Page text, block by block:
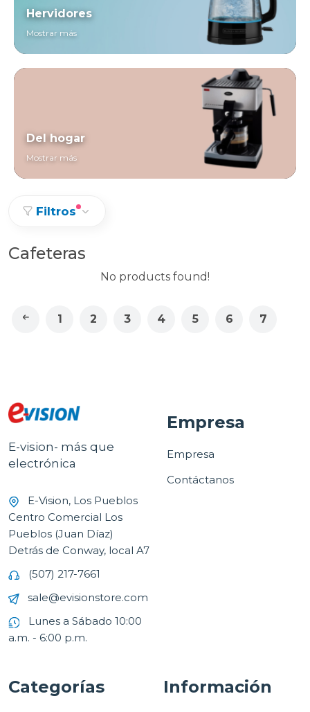
Hervidores
Mostrar más
Del hogar
Mostrar más
Filtros
Cafeteras
No products found!
1 2 3 4 5 6 7
E-vision- más que
electrónica
E-Vision, Los Pueblos
Centro Comercial Los
Pueblos (Juan Díaz)
Detrás de Conway, local A7
(507) 217-7661
sale@evisionstore.com
Lunes a Sábado 10:00
a.m. - 6:00 p.m.
Empresa
Empresa
Contáctanos
Categorías Información